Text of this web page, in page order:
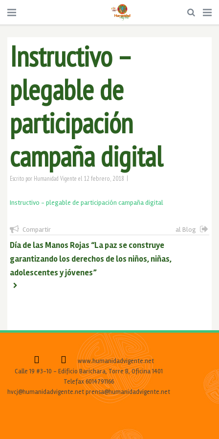
Instructivo –
plegable de
participación
campaña digital
Escrito por Humanidad Vigente el 12 febrero, 2018 |
Instructivo - plegable de participación campaña digital
Compartir al Blog
Día de las Manos Rojas “La paz se construye
garantizando los derechos de los niños, niñas,
adolescentes y jóvenes”
www.humanidadvigente.net
Calle 19 #3-10 - Edificio Barichara, Torre B, Oficina 1401
Telefax 6014791166
hvcj@humanidadvigente.net prensa@humanidadvigente.net